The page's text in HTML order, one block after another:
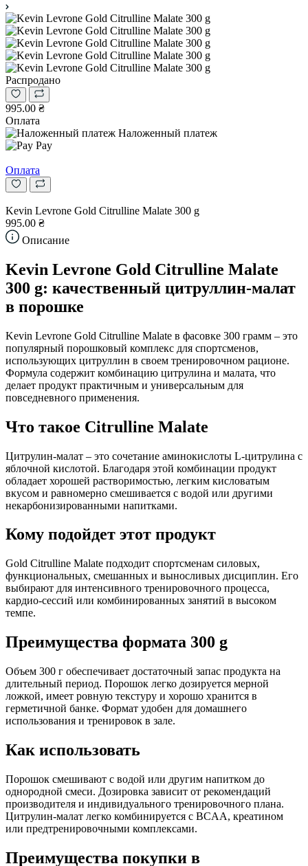
Распродано
995.00 ₴
Оплата
Наложенный платеж
Pay
Оплата
Kevin Levrone Gold Citrulline Malate 300 g
995.00 ₴
Описание
Kevin Levrone Gold Citrulline Malate
300 g: качественный цитруллин-малат
в порошке
Kevin Levrone Gold Citrulline Malate в фасовке 300 грамм – это
популярный порошковый комплекс для спортсменов,
использующих цитруллин в своем тренировочном рационе.
Формула содержит комбинацию цитрулина и малата, что
делает продукт практичным и универсальным для
повседневного применения.
Что такое Citrulline Malate
Цитрулин-малат – это сочетание аминокислоты L-цитрулина с
яблочной кислотой. Благодаря этой комбинации продукт
обладает хорошей растворимостью, легким кисловатым
вкусом и равномерно смешивается с водой или другими
некарбонизированными напитками.
Кому подойдет этот продукт
Gold Citrulline Malate подходит спортсменам силовых,
функциональных, смешанных и выносливых дисциплин. Его
выбирают для интенсивного тренировочного процесса,
кардио-сессий или комбинированных занятий в высоком
темпе.
Преимущества формата 300 g
Объем 300 г обеспечивает достаточный запас продукта на
длительный период. Порошок легко дозируется мерной
ложкой, имеет ровную текстуру и хорошо хранится в
герметичной банке. Формат удобен для домашнего
использования и тренировок в зале.
Как использовать
Порошок смешивают с водой или другим напитком до
однородной смеси. Дозировка зависит от рекомендаций
производителя и индивидуального тренировочного плана.
Цитрулин-малат легко комбинируется с BCAA, креатином
или предтренировочными комплексами.
Преимущества покупки в